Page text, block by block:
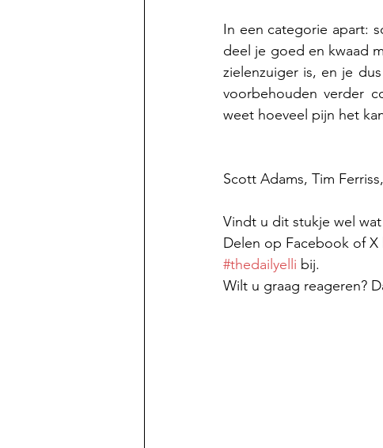
In een categorie apart:
deel je goed en kwaad
zielenzuiger is, en je
voorbehouden verder
weet hoeveel pijn het
Scott Adams, Tim
Vindt u dit stukje wel
Delen op Facebook of
#thedailyelli bij.
Wilt u graag reageren?